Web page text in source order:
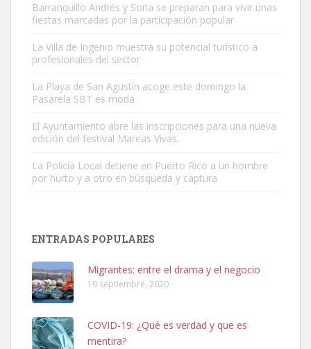
Este gato macho ha aparecido en la calle hace menos de un mes,
Leales.org » Gran Canaria
9.7.2025
Adopción urgente
hembra, 4 años. Por motivos personales ...
Leales.org » Gran Canaria | 6.7.2025
Barranquillo Andrés y Soria se preparan para vivir unas
fiestas marcadas por la participación popular
La Villa de Ingenio muestra su potencial turístico a
profesionales del sector
La Playa de San Agustín acoge este domingo la
Pasarela SBT es moda
El Ayuntamiento abre las inscripciones para una nueva
edición del festival Mareas Vivas.
La Policía Local detiene en Puerto Rico a un hombre
por hurto y a otro en búsqueda y captura
ENTRADAS POPULARES
Migrantes: entre el drama y el negocio
19 septiembre, 2020
COVID-19: ¿Qué es verdad y que es
mentira?